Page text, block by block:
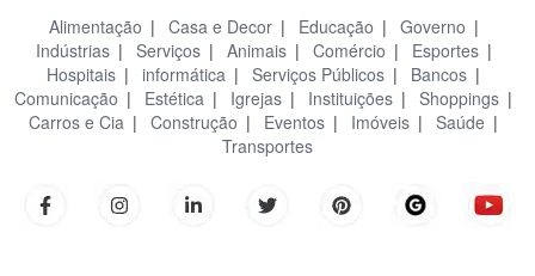
Alimentação | Casa e Decor| Educação | Governo |
Indústrias| Serviços| Animais| Comércio | Esportes|
Hospitais | informática | Serviços Públicos | Bancos |
Comunicação | Estética | Igrejas | Instituições | Shoppings |
Carros e Cia | Construção | Eventos | Imóveis | Saúde |
Transportes